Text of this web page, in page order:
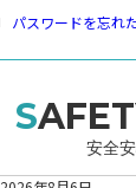
パスワードを忘れ
安全